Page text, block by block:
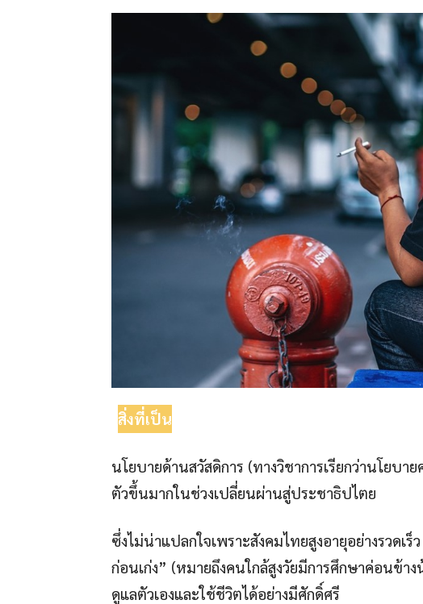
สิ่งที่เป็น
นโยบายด้านสวัสดิการ (ทางวิชาการเรียกว่านโยบา
ตัวขึ้นมากในช่วงเปลี่ยนผ่านสู่ประชาธิปไตย
ซึ่งไม่น่าแปลกใจเพราะสังคมไทยสูงอายุอย่างรวดเ
ก่อนเก่ง” (หมายถึงคนใกล้สูงวัยมีการศึกษาค่อนข้า
ดูแลตัวเองและใช้ชีวิตได้อย่างมีศักดิ์ศรี